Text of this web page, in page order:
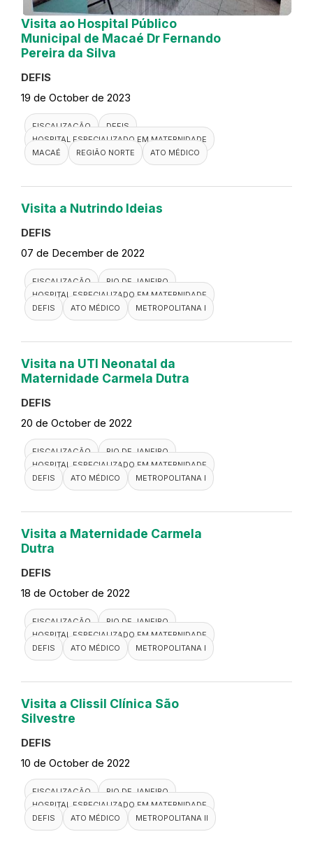
Visita ao Hospital Público
Municipal de Macaé Dr Fernando
Pereira da Silva
DEFIS
19 de October de 2023
FISCALIZAÇÃO
DEFIS
HOSPITAL ESPECIALIZADO EM MATERNIDADE
MACAÉ
REGIÃO NORTE ATO MÉDICO
Visita a Nutrindo Ideias
DEFIS
07 de December de 2022
FISCALIZAÇÃO
RIO DE JANEIRO
HOSPITAL ESPECIALIZADO EM MATERNIDADE
DEFIS
ATO MÉDICO METROPOLITANA I
Visita na UTI Neonatal da
Maternidade Carmela Dutra
DEFIS
20 de October de 2022
FISCALIZAÇÃO
RIO DE JANEIRO
HOSPITAL ESPECIALIZADO EM MATERNIDADE
DEFIS
ATO MÉDICO METROPOLITANA I
Visita a Maternidade Carmela
Dutra
DEFIS
18 de October de 2022
FISCALIZAÇÃO
RIO DE JANEIRO
HOSPITAL ESPECIALIZADO EM MATERNIDADE
DEFIS
ATO MÉDICO METROPOLITANA I
Visita a Clissil Clínica São
Silvestre
DEFIS
10 de October de 2022
FISCALIZAÇÃO
RIO DE JANEIRO
HOSPITAL ESPECIALIZADO EM MATERNIDADE
DEFIS
ATO MÉDICO METROPOLITANA II